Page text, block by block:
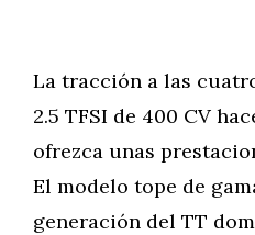
La tracción a las
2.5 TFSI de 400 CV
ofrezca unas
El modelo tope de
generación del TT